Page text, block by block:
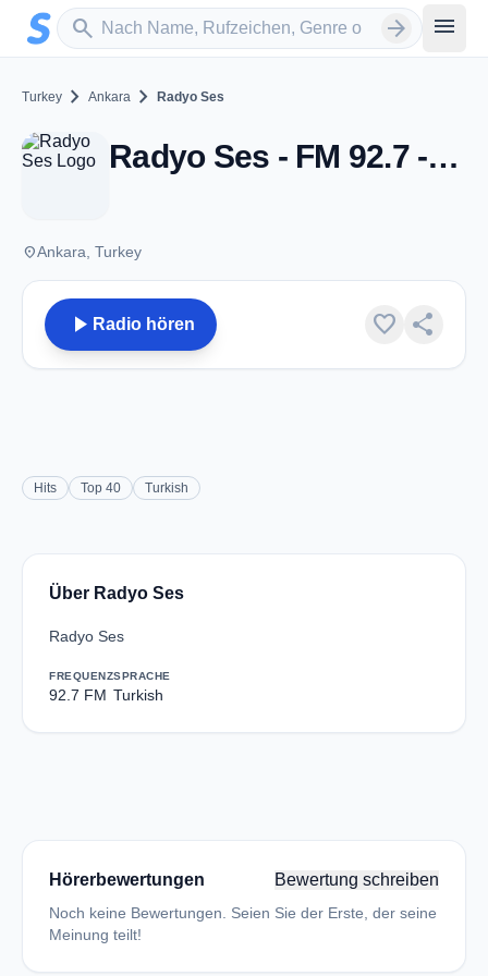
Zum Hauptinhalt springen
search
Sender suchen arrow_forward menu
Turkey chevron_right Ankara chevron_right Radyo Ses
Radyo Ses - FM 92.7 - Ankara
placeAnkara, Turkey
play_arrow Radio hören favorite share
Hits Top 40 Turkish
Über Radyo Ses
Radyo Ses
FREQUENZ
92.7 FM
SPRACHE
Turkish
Hörerbewertungen Bewertung schreiben
Noch keine Bewertungen. Seien Sie der Erste, der seine
Meinung teilt!